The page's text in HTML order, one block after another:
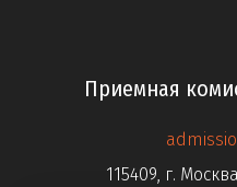
Приемная
115409, г.